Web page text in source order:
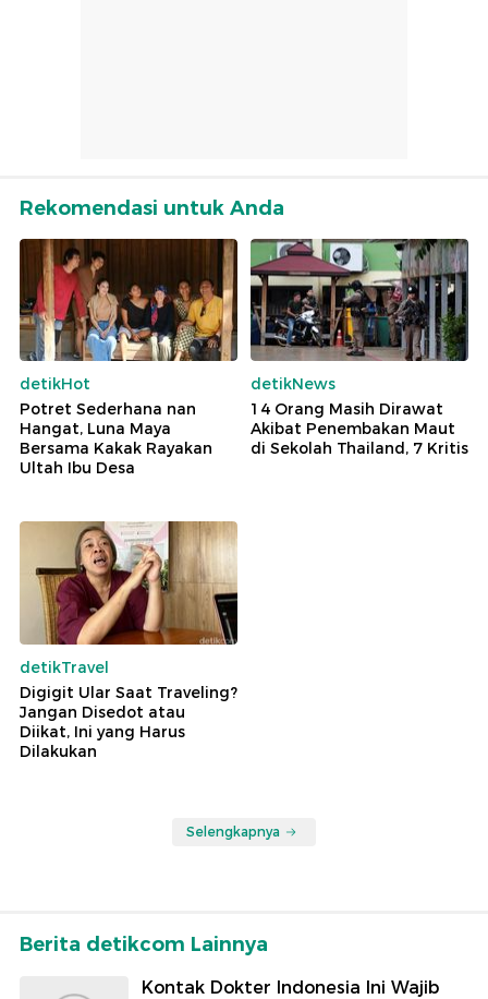
Rekomendasi untuk Anda
detikHot
Potret Sederhana nan
Hangat, Luna Maya
Bersama Kakak Rayakan
Ultah Ibu Desa
detikNews
14 Orang Masih Dirawat
Akibat Penembakan Maut
di Sekolah Thailand, 7 Kritis
detikTravel
Digigit Ular Saat Traveling?
Jangan Disedot atau
Diikat, Ini yang Harus
Dilakukan
Selengkapnya
Berita detikcom Lainnya
Kontak Dokter Indonesia Ini Wajib